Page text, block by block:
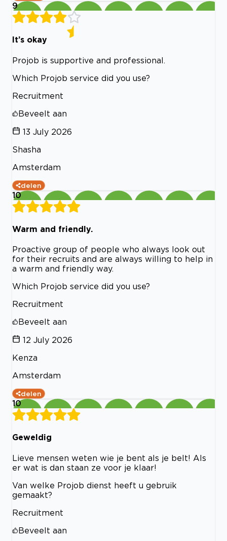
9
It’s okay
Projob is supportive and professional.
Which Projob service did you use?
Recruitment
Beveelt aan
13 July 2026
Shasha
Amsterdam
delen
10
Warm and friendly.
Proactive group of people who always look out
for their recruits and are always willing to help in
a warm and friendly way.
Which Projob service did you use?
Recruitment
Beveelt aan
12 July 2026
Kenza
Amsterdam
delen
10
Geweldig
Lieve mensen weten wie je bent als je belt! Als
er wat is dan staan ze voor je klaar!
Van welke Projob dienst heeft u gebruik
gemaakt?
Recruitment
Beveelt aan